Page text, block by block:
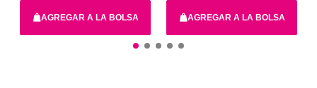
AGREGAR A LA BOLSA AGREGAR A LA BOLSA